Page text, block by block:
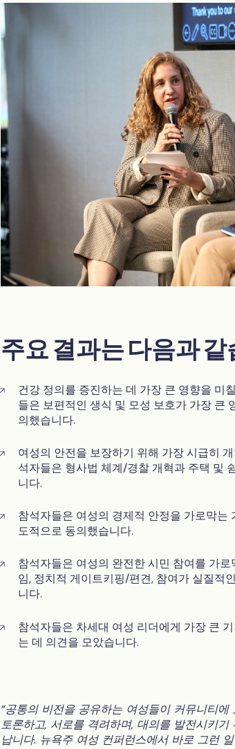
주요 결과는 다음과
건강 정의를 증진하는 데 가장 큰 영향을 미
들은 보편적인 생식 및 모성 보호가 가장 큰
의했습니다.
여성의 안전을 보장하기 위해 가장 시급히
석자들은 형사법 체계/경찰 개혁과 주택 및
니다.
참석자들은 여성의 경제적 안정을 가로막
도적으로 동의했습니다.
참석자들은 여성의 완전한 시민 참여를 가
임, 정치적 게이트키핑/편견, 참여가 실질적
니다.
참석자들은 차세대 여성 리더에게 가장 큰
는 데 의견을 모았습니다.
"공통의 비전을 공유하는 여성들이 커뮤니티
토론하고, 서로를 격려하며, 대의를 발전시키
납니다. 뉴욕주 여성 컨퍼런스에서 바로 그런